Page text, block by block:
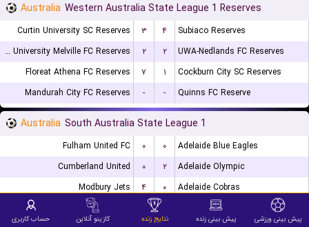
Australia Western Australia State League 1 Reserves
Curtin University SC Reserves ۳ ۴
Subiaco Reserves
Murdoch University Melville FC Reserves
۲ ۲
UWA-Nedlands FC Reserves
Floreat Athena FC Reserves
۷ ۱
Cockburn City SC Reserves
Mandurah City FC Reserves
- - Quinns FC Reserve
Australia South Australia State League 1
Fulham United FC ۰ ۰
Adelaide Blue Eagles
Cumberland United
۰ ۲
Adelaide Olympic
Modbury Jets
۴ ۰
Adelaide Cobras
Eastern United
Adelaide Victory
پیش بینی ورزشی پیش بینی زنده نتایج زنده کازینو آنلاین حساب کاربری